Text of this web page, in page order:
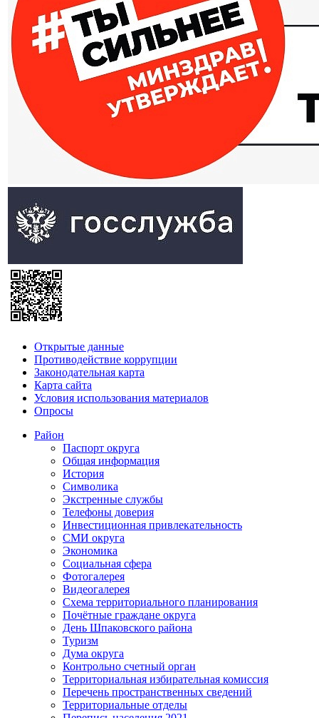
Открытые данные
Противодействие коррупции
Законодательная карта
Карта сайта
Условия использования материалов
Опросы
Район
Паспорт округа
Общая информация
История
Символика
Экстренные службы
Телефоны доверия
Инвестиционная привлекательность
СМИ округа
Экономика
Социальная сфера
Фотогалерея
Видеогалерея
Схема территориального планирования
Почётные граждане округа
День Шпаковского района
Туризм
Дума округа
Контрольно счетный орган
Территориальная избирательная комиссия
Перечень пространственных сведений
Территориальные отделы